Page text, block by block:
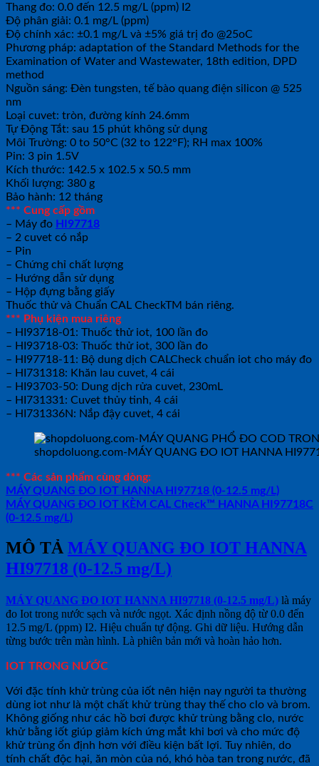
Thang đo: 0.0 đến 12.5 mg/L (ppm) I2
Độ phân giải: 0.1 mg/L (ppm)
Độ chính xác: ±0.1 mg/L và ±5% giá trị đo @25oC
Phương pháp: adaptation of the Standard Methods for the
Examination of Water and Wastewater, 18th edition, DPD
method
Nguồn sáng: Đèn tungsten, tế bào quang điện silicon @ 525
nm
Loại cuvet: tròn, đường kính 24.6mm
Tự Động Tắt: sau 15 phút không sử dụng
Môi Trường: 0 to 50°C (32 to 122°F); RH max 100%
Pin: 3 pin 1.5V
Kích thước: 142.5 x 102.5 x 50.5 mm
Khối lượng: 380 g
Bảo hành: 12 tháng
*** Cung cấp gồm
– Máy đo HI97718
– 2 cuvet có nắp
– Pin
– Chứng chỉ chất lượng
– Hướng dẫn sử dụng
– Hộp đựng bằng giấy
Thuốc thử và Chuẩn CAL CheckTM bán riêng.
*** Phụ kiện mua riêng
– HI93718-01: Thuốc thử iot, 100 lần đo
– HI93718-03: Thuốc thử iot, 300 lần đo
– HI97718-11: Bộ dung dịch CALCheck chuẩn iot cho máy đo
– HI731318: Khăn lau cuvet, 4 cái
– HI93703-50: Dung dịch rửa cuvet, 230mL
– HI731331: Cuvet thủy tinh, 4 cái
– HI731336N: Nắp đậy cuvet, 4 cái
shopdoluong.com-MÁY QUANG ĐO IOT HANNA
*** Các sản phẩm cùng dòng:
MÁY QUANG ĐO IOT HANNA HI97718 (0-12.5 mg/L)
MÁY QUANG ĐO IOT KÈM CAL Check™ HANNA HI97718C
(0-12.5 mg/L)
MÔ TẢ MÁY QUANG ĐO IOT HANNA
HI97718 (0-12.5 mg/L)
MÁY QUANG ĐO IOT HANNA HI97718 (0-12.5 mg/L) là máy
đo Iot trong nước sạch và nước ngọt. Xác định nồng độ từ 0.0 đến
12.5 mg/L (ppm) I2. Hiệu chuẩn tự động. Ghi dữ liệu. Hướng dẫn
từng bước trên màn hình. Là phiên bản mới và hoàn hảo hơn.
IOT TRONG NƯỚC
Với đặc tính khử trùng của iốt nên hiện nay người ta thường
dùng iot như là một chất khử trùng thay thế cho clo và brom.
Không giống như các hồ bơi được khử trùng bằng clo, nước
khử bằng iốt giúp giảm kích ứng mắt khi bơi và cho mức độ
khử trùng ổn định hơn với điều kiện bất lợi. Tuy nhiên, do
tính chất độc hại, ăn mòn của nó, khó hòa tan trong nước, đã